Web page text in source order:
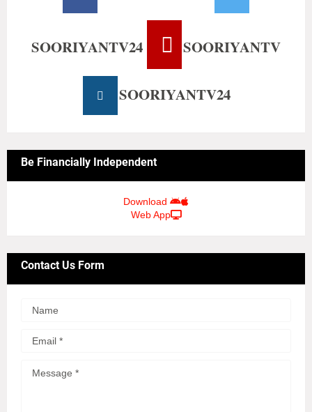
SOORIYANTV24 SOORIYANTV
SOORIYANTV24
Be Financially Independent
Download
Web App
Contact Us Form